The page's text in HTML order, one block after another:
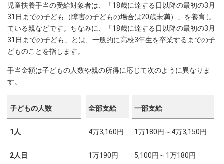
児童扶養手当の受給対象者は、「18歳に達する日以降の最初の3月
31日までの子ども（障害の子どもの場合は20歳未満）」を養育し
ている親などです。ちなみに、「18歳に達する日以降の最初の3月
31日までの子ども」とは、一般的に高校3年生を卒業するまでの子
どものことを指します。
手当金額は子どもの人数や親の所得に応じて次のように異なりま
す。
子どもの人数 全部支給 一部支給
1人 4万3,160円 1万180円～4万3,150円
2人目 1万190円 5,100円～1万180円